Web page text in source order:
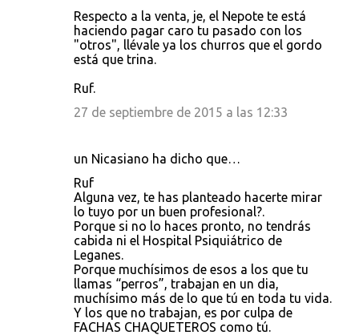
Respecto a la venta, je, el Nepote te está
haciendo pagar caro tu pasado con los
"otros", llévale ya los churros que el gordo
está que trina.
Ruf.
27 de septiembre de 2015 a las 12:33
un Nicasiano ha dicho que…
Ruf
Alguna vez, te has planteado hacerte mirar
lo tuyo por un buen profesional?.
Porque si no lo haces pronto, no tendrás
cabida ni el Hospital Psiquiátrico de
Leganes.
Porque muchísimos de esos a los que tu
llamas “perros”, trabajan en un dia,
muchísimo más de lo que tú en toda tu vida.
Y los que no trabajan, es por culpa de
FACHAS CHAQUETEROS como tú.